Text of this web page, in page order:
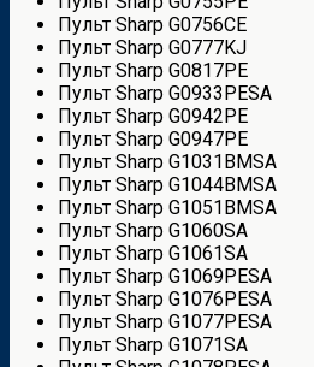
Пульт Sharp G0756CE
Пульт Sharp G0777KJ
Пульт Sharp G0817PE
Пульт Sharp G0933PESA
Пульт Sharp G0942PE
Пульт Sharp G0947PE
Пульт Sharp G1031BMSA
Пульт Sharp G1044BMSA
Пульт Sharp G1051BMSA
Пульт Sharp G1060SA
Пульт Sharp G1061SA
Пульт Sharp G1069PESA
Пульт Sharp G1076PESA
Пульт Sharp G1077PESA
Пульт Sharp G1071SA